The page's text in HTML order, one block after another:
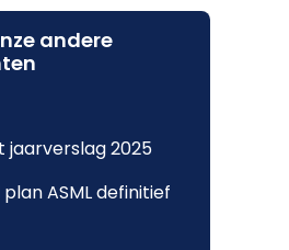
andere
jaarverslag 2025
ASML definitief